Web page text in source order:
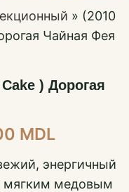
» (2010
Чайная Фея
) Дорогая
MDL
энергичный
мягким медовым